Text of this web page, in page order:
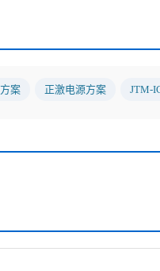
案 正激电源方案 JTM-